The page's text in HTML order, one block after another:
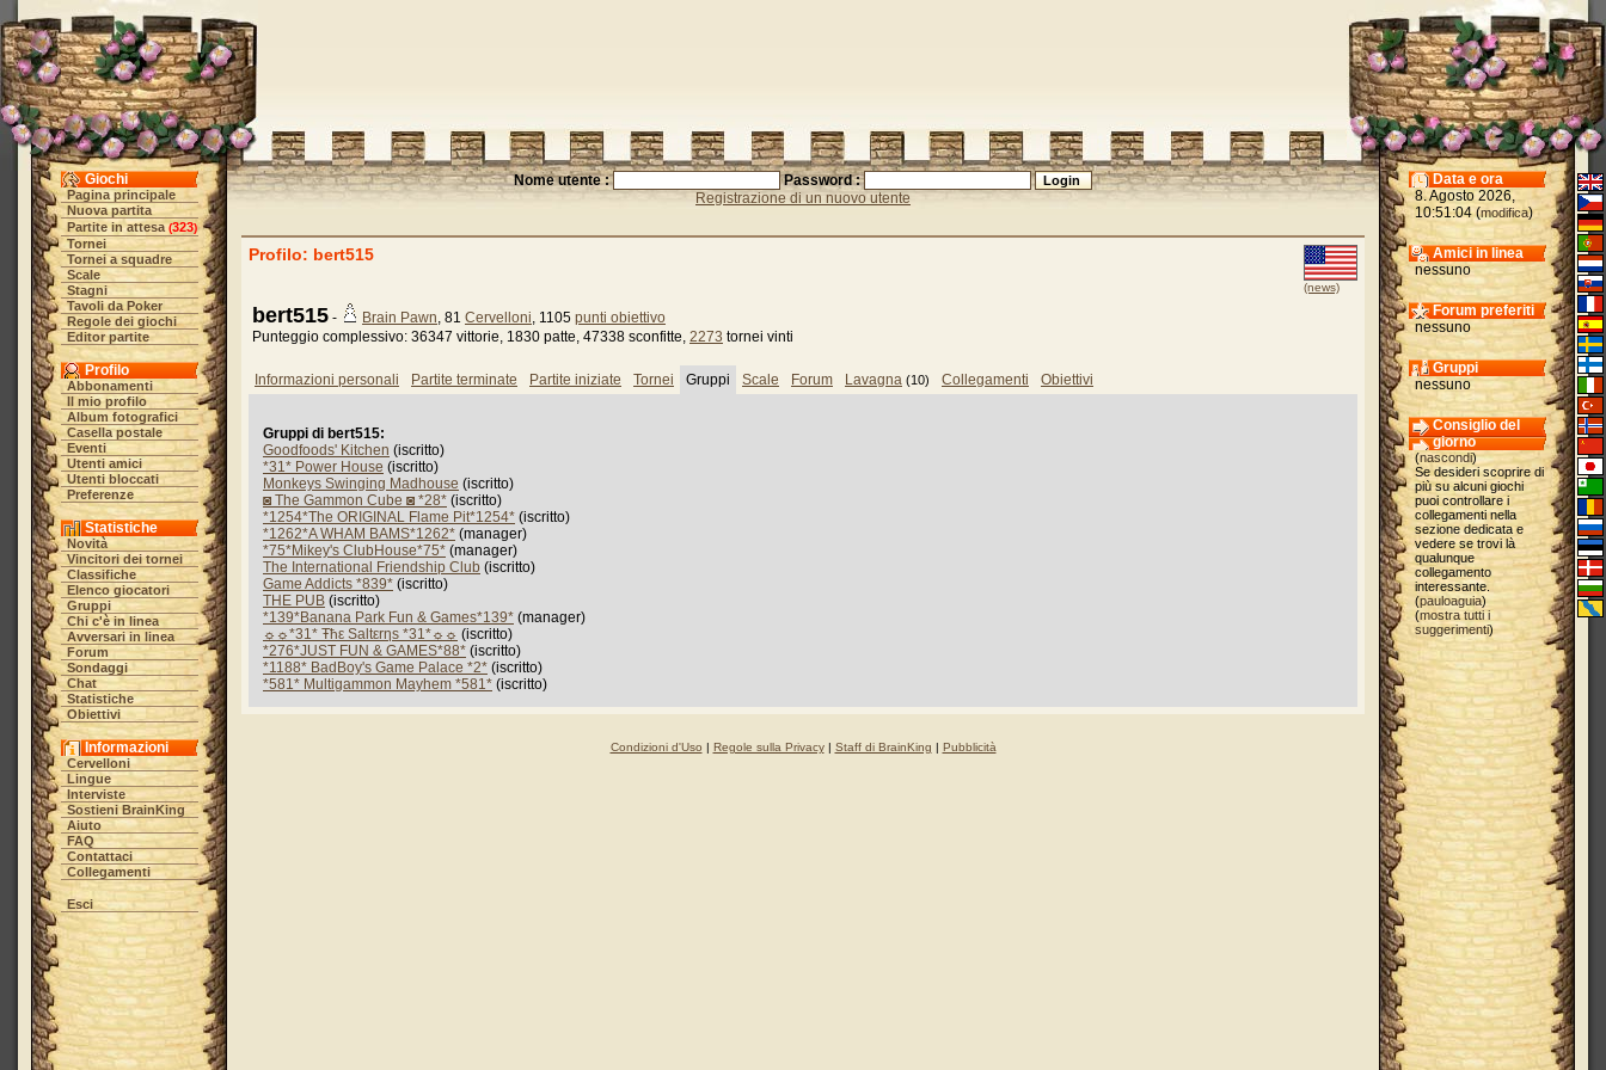
Giochi
Pagina principale
Nuova partita
Partite in attesa (323)
Tornei
Tornei a squadre
Scale
Stagni
Tavoli da Poker
Regole dei giochi
Editor partite
Profilo
Abbonamenti
Il mio profilo
Album fotografici
Casella postale
Eventi
Utenti amici
Utenti bloccati
Preferenze
Statistiche
Novità
Vincitori dei tornei
Classifiche
Elenco giocatori
Gruppi
Chi c'è in linea
Avversari in linea
Forum
Sondaggi
Chat
Statistiche
Obiettivi
Informazioni
Cervelloni
Lingue
Interviste
Sostieni BrainKing
Aiuto
FAQ
Contattaci
Collegamenti
Esci
Nome utente :
Password :
Registrazione di un nuovo utente
(news)
Profilo: bert515
bert515 - Brain Pawn, 81 Cervelloni, 1105 punti obiettivo
Punteggio complessivo: 36347 vittorie, 1830 patte, 47338 sconfitte, 2273 tornei vinti
Informazioni personali Partite terminate Partite iniziate Tornei Gruppi Scale Forum Lavagna (10) Collegamenti Obiettivi
Gruppi di bert515:
Goodfoods' Kitchen (iscritto)
*31* Power House (iscritto)
Monkeys Swinging Madhouse (iscritto)
◙ The Gammon Cube ◙ *28* (iscritto)
*1254*The ORIGINAL Flame Pit*1254* (iscritto)
*1262*A WHAM BAMS*1262* (manager)
*75*Mikey's ClubHouse*75* (manager)
The International Friendship Club (iscritto)
Game Addicts *839* (iscritto)
THE PUB (iscritto)
*139*Banana Park Fun & Games*139* (manager)
☼☼*31* Ŧħε Saltεrηs *31*☼☼ (iscritto)
*276*JUST FUN & GAMES*88* (iscritto)
*1188* BadBoy's Game Palace *2* (iscritto)
*581* Multigammon Mayhem *581* (iscritto)
Condizioni d'Uso | Regole sulla Privacy| Staff di BrainKing | Pubblicità
Data e ora
8. Agosto 2026,
10:51:04 (modifica)
Amici in linea
nessuno
Forum preferiti
nessuno
Gruppi
nessuno
Consiglio del
giorno
(nascondi)
Se desideri scoprire di
più su alcuni giochi
puoi controllare i
collegamenti nella
sezione dedicata e
vedere se trovi là
qualunque
collegamento
interessante.
(pauloaguia)
(mostra tutti i
suggerimenti)